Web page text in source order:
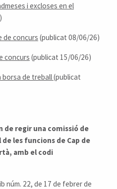
i excloses en el
de concurs (publicat 08/06/26)
concurs (publicat 15/06/26)
borsa de treball(publicat
de regir una comissió de
les funcions de Cap de
amb el codi
núm. 22, de 17 de febrer de